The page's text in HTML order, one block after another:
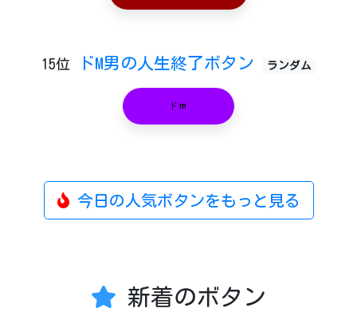
15位 ドM男の人生終了ボタン ランダム
ドm
今日の人気ボタンをもっと見る
新着のボタン